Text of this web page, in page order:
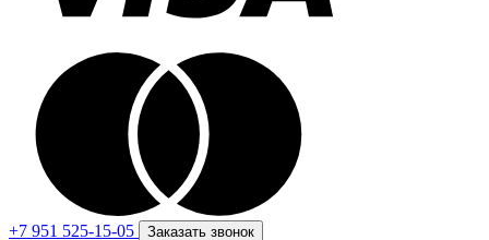
+7 951 525-15-05 Заказать звонок